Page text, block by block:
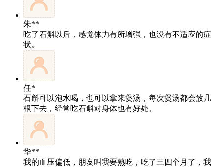
朱**
吃了石斛以后，感觉体力有所增强，也没有不适应的症
状。
任*
石斛可以泡水喝，也可以拿来煲汤，每次煲汤都会放几
根下去，经常吃石斛对身体也有好处。
华**
我的血压偏低，朋友叫我要熟吃，吃了三四个月了，我